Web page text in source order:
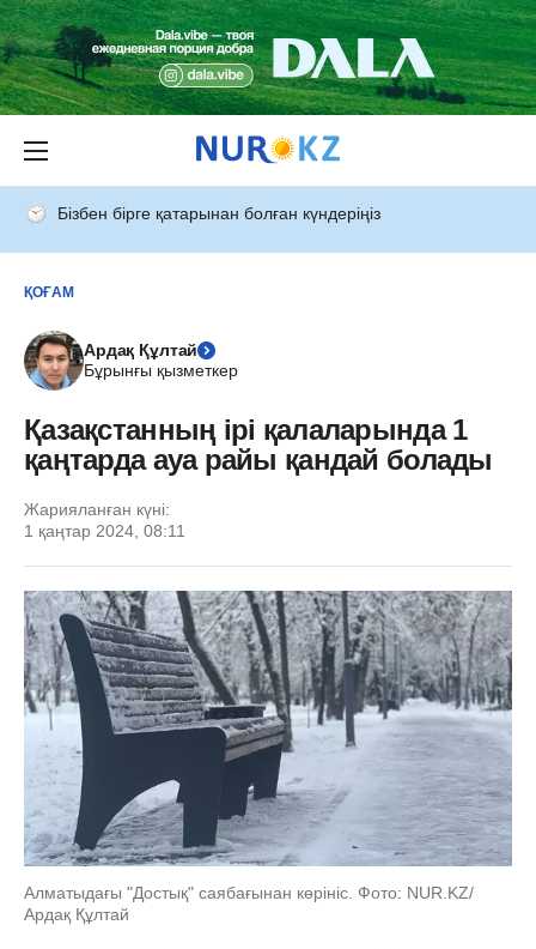
Бізбен бірге қатарынан болған күндеріңіз
ҚОҒАМ
Ардақ Құлтай
Бұрынғы қызметкер
Қазақстанның ірі қалаларында 1
қаңтарда ауа райы қандай болады
Жарияланған күні:
1 қаңтар 2024, 08:11
Алматыдағы "Достық" саябағынан көрініс. Фото: NUR.KZ/
Ардақ Құлтай